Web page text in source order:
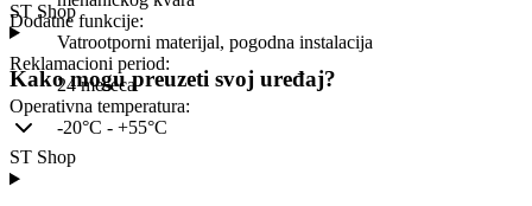
Dodatne funkcije:
Vatrootporni materijal, pogodna instalacija
Reklamacioni period:
24 meseca
Operativna temperatura:
-20°C - +55°C
ST Shop
Kako mogu preuzeti svoj uređaj?
ST Shop